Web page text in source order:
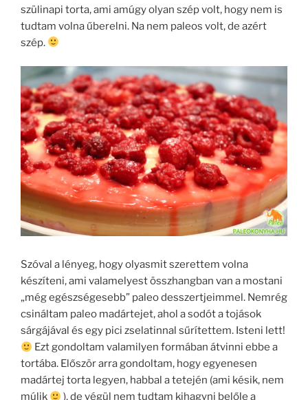
szülinapi torta, ami amúgy olyan szép volt, hogy nem is
tudtam volna űberelni. Na nem paleos volt, de azért
szép.
Szóval a lényeg, hogy olyasmit szerettem volna
készíteni, ami valamelyest összhangban van a mostani
„még egészségesebb” paleo desszertjeimmel. Nemrég
csináltam paleo madártejet, ahol a sodót a tojások
sárgájával és egy pici zselatinnal sűrítettem. Isteni lett!
Ezt gondoltam valamilyen formában átvinni ebbe a
tortába. Először arra gondoltam, hogy egyenesen
madártej torta legyen, habbal a tetején (ami késik, nem
múlik
), de végül nem tudtam kihagyni belőle a